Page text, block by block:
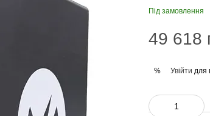
Під замовлення
49 618
% Увійти для